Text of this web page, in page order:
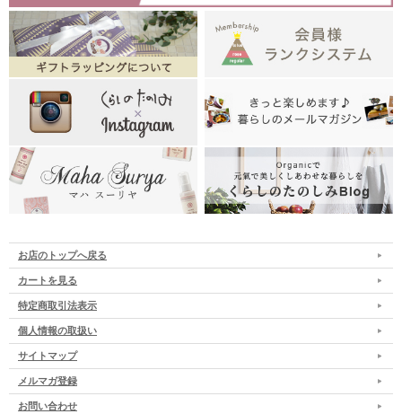
お店のトップへ戻る
カートを見る
特定商取引法表示
個人情報の取扱い
サイトマップ
メルマガ登録
お問い合わせ